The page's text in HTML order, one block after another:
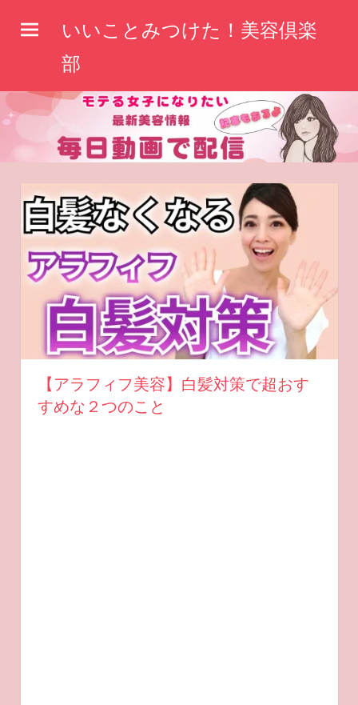
へ
いいことみつけた！美容倶楽
部
【アラフィフ美容】白髪対策で超おす
すめな２つのこと